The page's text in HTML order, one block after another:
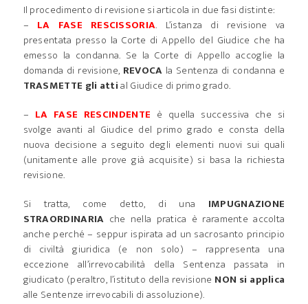
Il procedimento di revisione si articola in due fasi distinte:
– LA FASE RESCISSORIA. L’istanza di revisione va
presentata presso la Corte di Appello del Giudice che ha
emesso la condanna. Se la Corte di Appello accoglie la
domanda di revisione, REVOCA la Sentenza di condanna e
TRASMETTE gli attial Giudice di primo grado.
– LA FASE RESCINDENTE è quella successiva che si
svolge avanti al Giudice del primo grado e consta della
nuova decisione a seguito degli elementi nuovi sui quali
(unitamente alle prove già acquisite) si basa la richiesta
revisione.
Si tratta, come detto, di una IMPUGNAZIONE
STRAORDINARIA che nella pratica è raramente accolta
anche perché – seppur ispirata ad un sacrosanto principio
di civiltà giuridica (e non solo) – rappresenta una
eccezione all’irrevocabilità della Sentenza passata in
giudicato (peraltro, l’istituto della revisione NON si applica
alle Sentenze irrevocabili di assoluzione).